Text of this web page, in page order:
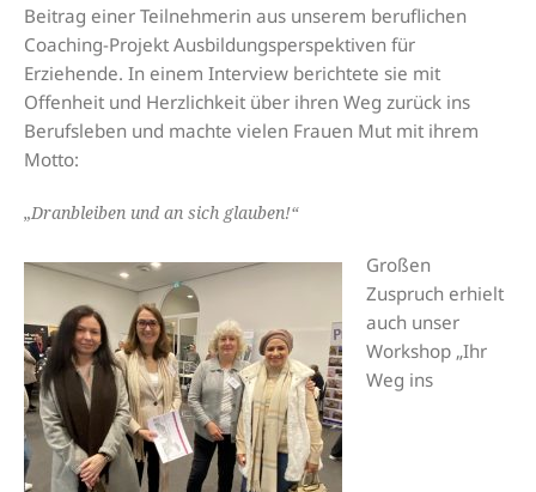
Beitrag einer Teilnehmerin aus unserem beruflichen
Coaching-Projekt Ausbildungsperspektiven für
Erziehende. In einem Interview berichtete sie mit
Offenheit und Herzlichkeit über ihren Weg zurück ins
Berufsleben und machte vielen Frauen Mut mit ihrem
Motto:
„Dranbleiben und an sich glauben!“
Großen
Zuspruch erhielt
auch unser
Workshop „Ihr
Weg ins